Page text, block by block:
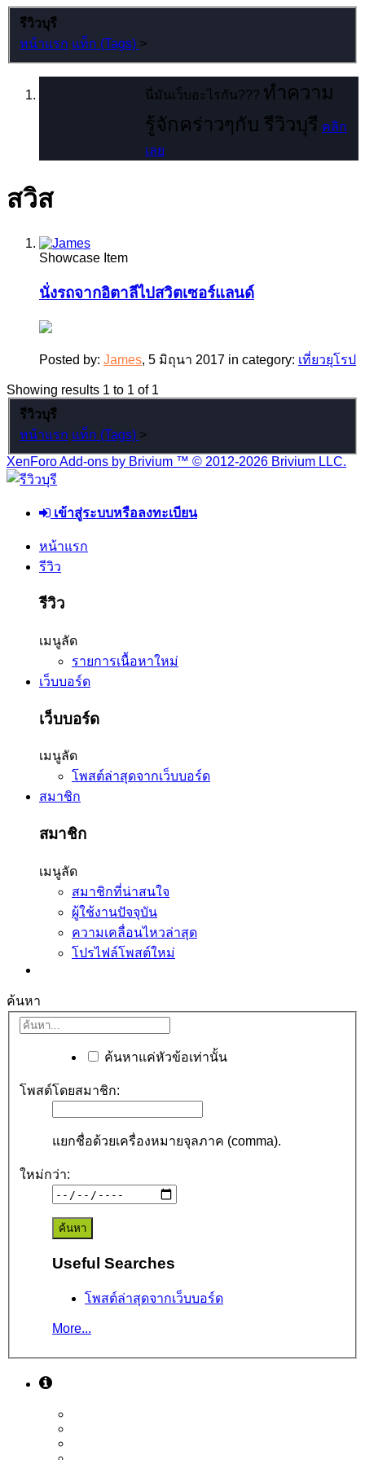
รีวิวบุรี
หน้าแรก แท็ก (Tags) >
นี่มันเว็บอะไรกัน??? ทำความ
รู้จักคร่าวๆกับ รีวิวบุรี คลิก
เลย
สวิส
Showcase Item
นั่งรถจากอิตาลีไปสวิตเซอร์แลนด์
Posted by: James, 5 มิถุนา 2017 in category: เที่ยวยุโรป
Showing results 1 to 1 of 1
รีวิวบุรี
หน้าแรก แท็ก (Tags) >
XenForo Add-ons by Brivium ™ © 2012-2026 Brivium LLC.
เข้าสู่ระบบหรือลงทะเบียน
หน้าแรก
รีวิว
รีวิว
เมนูลัด
รายการเนื้อหาใหม่
เว็บบอร์ด
เว็บบอร์ด
เมนูลัด
โพสต์ล่าสุดจากเว็บบอร์ด
สมาชิก
สมาชิก
เมนูลัด
สมาชิกที่น่าสนใจ
ผู้ใช้งานปัจจุบัน
ความเคลื่อนไหวล่าสุด
โปรไฟล์โพสต์ใหม่
ค้นหา
ค้นหาแค่หัวข้อเท่านั้น
โพสต์โดยสมาชิก:
แยกชื่อด้วยเครื่องหมายจุลภาค (comma).
ใหม่กว่า:
Useful Searches
โพสต์ล่าสุดจากเว็บบอร์ด
More...